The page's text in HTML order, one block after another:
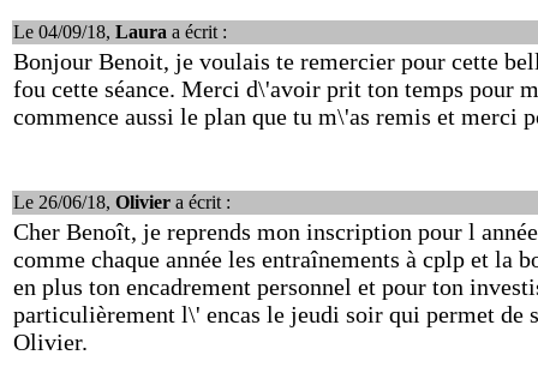
Le 04/09/18, Laura a écrit :
Bonjour Benoit, je voulais te remercier pour cette
fou cette séance. Merci d\'avoir prit ton temps pour
commence aussi le plan que tu m\'as remis et merci
Le 26/06/18, Olivier a écrit :
Cher Benoît, je reprends mon inscription pour l
comme chaque année les entraînements à cplp et la
en plus ton encadrement personnel et pour ton
particulièrement l\' encas le jeudi soir qui permet de
Olivier.